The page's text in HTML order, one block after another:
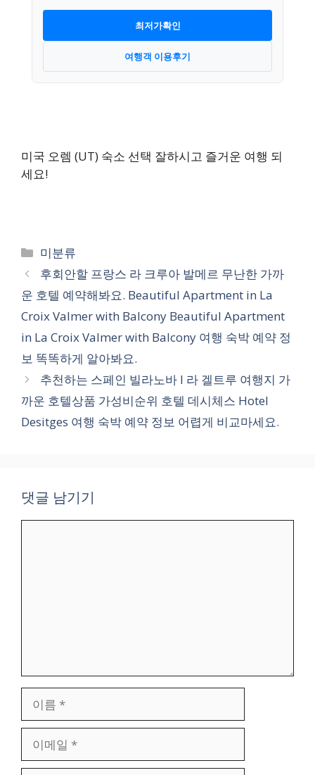
최저가확인
여행객 이용후기
미국 오렘 (UT) 숙소 선택 잘하시고 즐거운 여행 되
세요!
카
테
고
리
미분류
후회안할 프랑스 라 크루아 발메르 무난한 가까
운 호텔 예약해봐요. Beautiful Apartment in La
Croix Valmer with Balcony Beautiful Apartment
in La Croix Valmer with Balcony 여행 숙박 예약 정
보 똑똑하게 알아봐요.
추천하는 스페인 빌라노바 I 라 겔트루 여행지 가
까운 호텔상품 가성비순위 호텔 데시체스 Hotel
Desitges 여행 숙박 예약 정보 어렵게 비교마세요.
댓글 남기기
일